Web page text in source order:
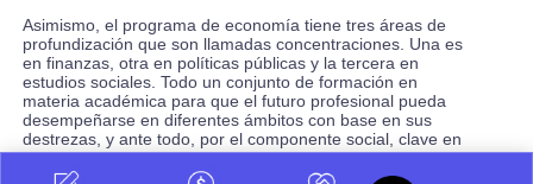
Asimismo, el programa de economía tiene tres áreas de
profundización que son llamadas concentraciones. Una es
en finanzas, otra en políticas públicas y la tercera en
estudios sociales. Todo un conjunto de formación en
materia académica para que el futuro profesional pueda
desempeñarse en diferentes ámbitos con base en sus
destrezas, y ante todo, por el componente social, clave en
estos tiempos.